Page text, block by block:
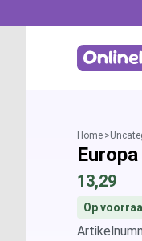
Home
13,29
Op